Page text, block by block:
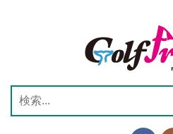
検
索: